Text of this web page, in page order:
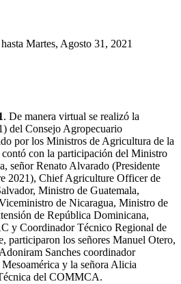
hasta Martes, Agosto 31, 2021
. De manera virtual se realizó la
del Consejo Agropecuario
por los Ministros de Agricultura de la
con la participación del Ministro
señor Renato Alvarado (Presidente
2021), Chief Agriculture Officer de
Ministro de Guatemala,
de Nicaragua, Ministro de
de República Dominicana,
y Coordinador Técnico Regional de
participaron los señores Manuel Otero,
Sanches coordinador
y la señora Alicia
del COMMCA.